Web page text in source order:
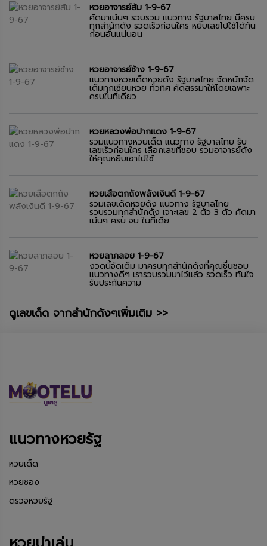
หวยอาจารย์ส้ม 1-9-67
คัดมาเน้นๆ รวบรวม แนวทาง รัฐบาลไทย มีครบ
ทุกสำนักดัง รวดเร็วก่อนใคร หยิบเลขไปใช้ได้ทัน
ก่อนอั้นแน่นอน
หวยอาจารย์ช้าง 1-9-67
แนวทางหวยเด็ดหวยดัง รัฐบาลไทย จัดหนักจัด
เต็มทุกเซียนหวย ทั่วทิศ คัดสรรมาให้โดยเฉพาะ
ครบในที่เดียว
หวยหลวงพ่อปากแดง 1-9-67
รวมแนวทางหวยเด็ด แนวทาง รัฐบาลไทย รับ
เลขเร็วก่อนใคร เลือกเลขที่ชอบ รวมอาจารย์ดัง
ให้คุณหยิบเอาไปใช้
หวยเสือตกถังพลังเงินดี 1-9-67
รวมเลขเด็ดหวยดัง แนวทาง รัฐบาลไทย
รวบรวมทุกสำนักดัง เจาะเลข 2 ตัว 3 ตัว คัดมา
เน้นๆ ครบ จบ ในที่เดีย
หวยลาภลอย 1-9-67
งวดนี้จัดเต็ม มาครบทุกสำนักดังที่คุณชื่นชอบ
แนวทางดีๆ เรารวบรวมมาไว้แล้ว รวดเร็ว ทันใจ
รับประกันความ
ดูเลขเด็ด จากสำนักดังๆเพิ่มเติม >>
แนวทางหวยรัฐ
หวยเด็ด
หวยซอง
ตรวจหวยรัฐ